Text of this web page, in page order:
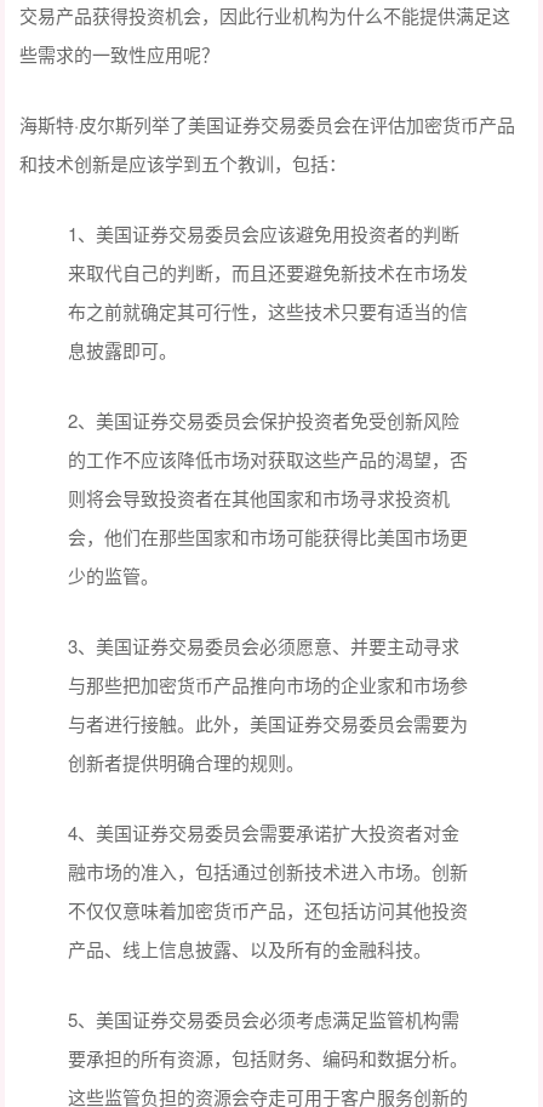
交易产品获得投资机会，因此行业机构为什么不能提供满足这
些需求的一致性应用呢？
海斯特·皮尔斯列举了美国证券交易委员会在评估加密货币产品
和技术创新是应该学到五个教训，包括：
1、美国证券交易委员会应该避免用投资者的判断
来取代自己的判断，而且还要避免新技术在市场发
布之前就确定其可行性，这些技术只要有适当的信
息披露即可。
2、美国证券交易委员会保护投资者免受创新风险
的工作不应该降低市场对获取这些产品的渴望，否
则将会导致投资者在其他国家和市场寻求投资机
会，他们在那些国家和市场可能获得比美国市场更
少的监管。
3、美国证券交易委员会必须愿意、并要主动寻求
与那些把加密货币产品推向市场的企业家和市场参
与者进行接触。此外，美国证券交易委员会需要为
创新者提供明确合理的规则。
4、美国证券交易委员会需要承诺扩大投资者对金
融市场的准入，包括通过创新技术进入市场。创新
不仅仅意味着加密货币产品，还包括访问其他投资
产品、线上信息披露、以及所有的金融科技。
5、美国证券交易委员会必须考虑满足监管机构需
要承担的所有资源，包括财务、编码和数据分析。
这些监管负担的资源会夺走可用于客户服务创新的